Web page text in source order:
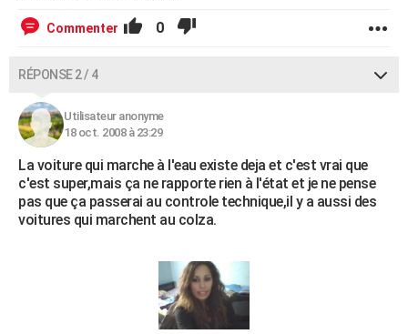
COPAINS D'AVANT
FORUM
Bricolage
Lifestyle
Culture
Sport
Auto
Television
Voyage
Cinema
Commenter 0
RÉPONSE 2 / 4
Utilisateur anonyme
18 oct. 2008 à 23:29
La voiture qui marche à l'eau existe deja et c'est vrai que
c'est super,mais ça ne rapporte rien à l'état et je ne pense
pas que ça passerai au controle technique,il y a aussi des
voitures qui marchent au colza.